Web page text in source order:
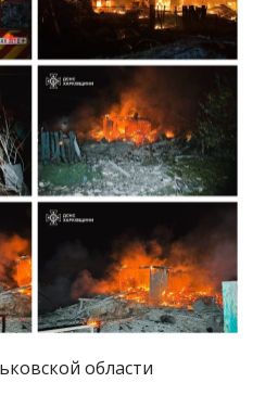
области